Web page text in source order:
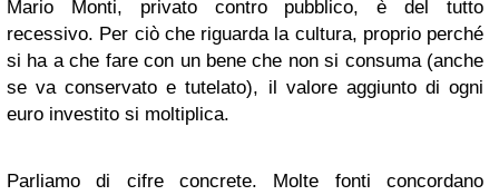
Mario Monti, privato contro pubblico, è del tutto
recessivo. Per ciò che riguarda la cultura, proprio perché
si ha a che fare con un bene che non si consuma (anche
se va conservato e tutelato), il valore aggiunto di ogni
euro investito si moltiplica.
Parliamo di cifre concrete. Molte fonti concordano